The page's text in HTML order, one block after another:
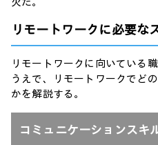
リモートワークに必要な
リモートワークに向いている
うえで、リモートワークでど
かを解説する。
コミュニケーションスキ